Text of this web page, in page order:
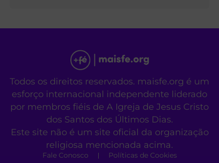
Todos os direitos reservados. maisfe.org é um
esforço internacional independente liderado
por membros fiéis de A Igreja de Jesus Cristo
dos Santos dos Últimos Dias.
Este site não é um site oficial da organização
religiosa mencionada acima.
Fale Conosco Políticas de Cookies